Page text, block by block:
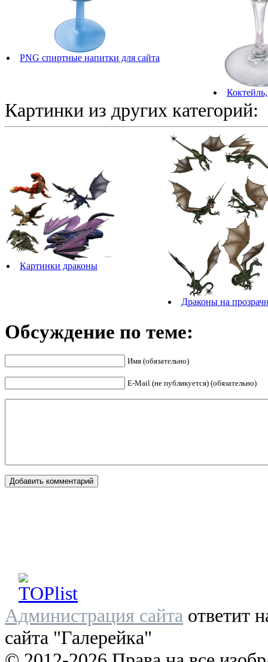
PNG спиртные напитки для сайта
Картинки из других категорий:
Картинки драконы
Драконы на
Обсуждение по теме:
Имя (обязательно)
E-Mail (не публикуется) (обязательно)
Администрация сайта ответит
сайта "Галерейка"